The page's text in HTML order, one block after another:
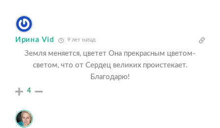
Ирина Vid 9 лет назад
Земля меняется, цветет Она прекрасным цветом-
светом, что от Сердец великих проистекает.
Благодарю!
4